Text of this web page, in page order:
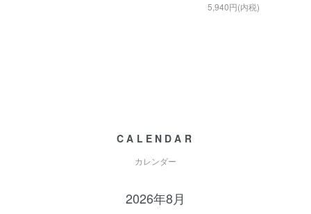
5,940円(内税)
CALENDAR
カレンダー
2026年8月